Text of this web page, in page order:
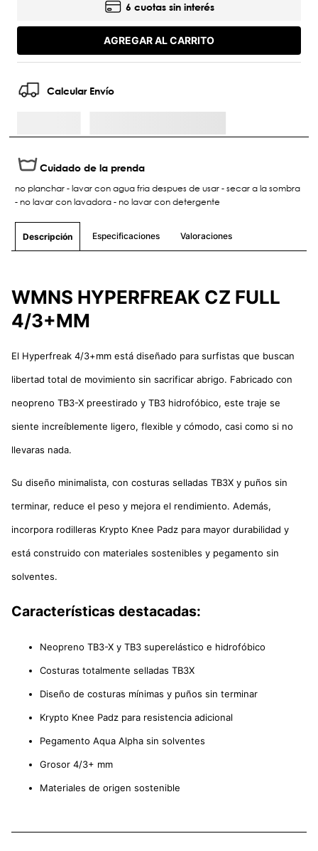
6 cuotas sin interés
AGREGAR AL CARRITO
Calcular Envío
Cuidado de la prenda
no planchar - lavar con agua fria despues de usar - secar a la sombra
- no lavar con lavadora - no lavar con detergente
Descripción Especificaciones Valoraciones
WMNS HYPERFREAK CZ FULL
4/3+MM
El Hyperfreak 4/3+mm está diseñado para surfistas que buscan
libertad total de movimiento sin sacrificar abrigo. Fabricado con
neopreno TB3-X preestirado y TB3 hidrofóbico, este traje se
siente increíblemente ligero, flexible y cómodo, casi como si no
llevaras nada.
Su diseño minimalista, con costuras selladas TB3X y puños sin
terminar, reduce el peso y mejora el rendimiento. Además,
incorpora rodilleras Krypto Knee Padz para mayor durabilidad y
está construido con materiales sostenibles y pegamento sin
solventes.
Características destacadas:
Neopreno TB3-X y TB3 superelástico e hidrofóbico
Costuras totalmente selladas TB3X
Diseño de costuras mínimas y puños sin terminar
Krypto Knee Padz para resistencia adicional
Pegamento Aqua Alpha sin solventes
Grosor 4/3+ mm
Materiales de origen sostenible